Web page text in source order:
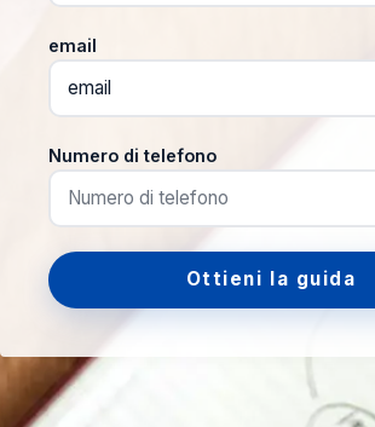
email
Numero di telefono
Ottieni la guida